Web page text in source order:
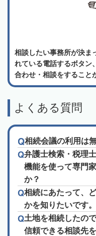
相談したい事務所が決ま
れている電話するボタン
合わせ・相談をすること
よくある質問
相続会議の利用は
弁護士検索・税理
機能を使って専門
か？
相続にあたって、
かを知りたいです。
土地を相続したの
信頼できる相談先